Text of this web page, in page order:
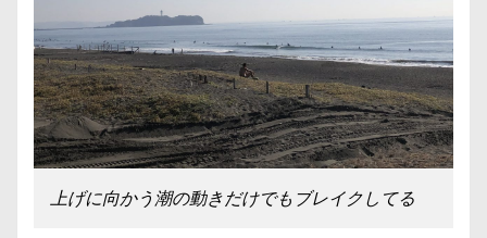
上げに向かう潮の動きだけでもブレイクしてる